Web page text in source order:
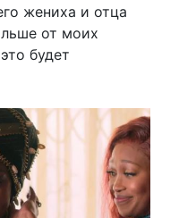
жениха и отца
от моих
будет